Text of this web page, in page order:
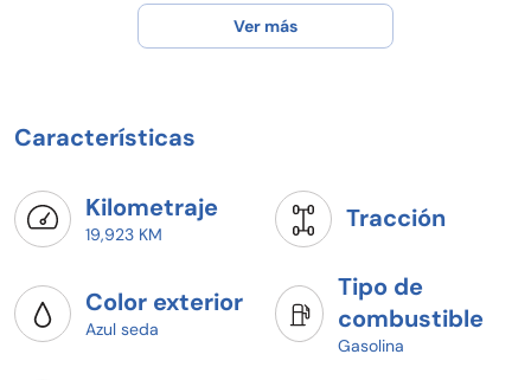
Ver más
Características
Kilometraje
19,923 KM
Tracción
Color exterior
Azul seda
Tipo de
combustible
Gasolina